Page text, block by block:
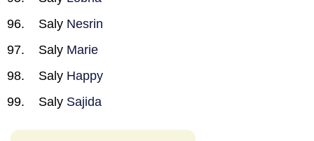
Saly Nesrin
Saly Marie
Saly Happy
Saly Sajida